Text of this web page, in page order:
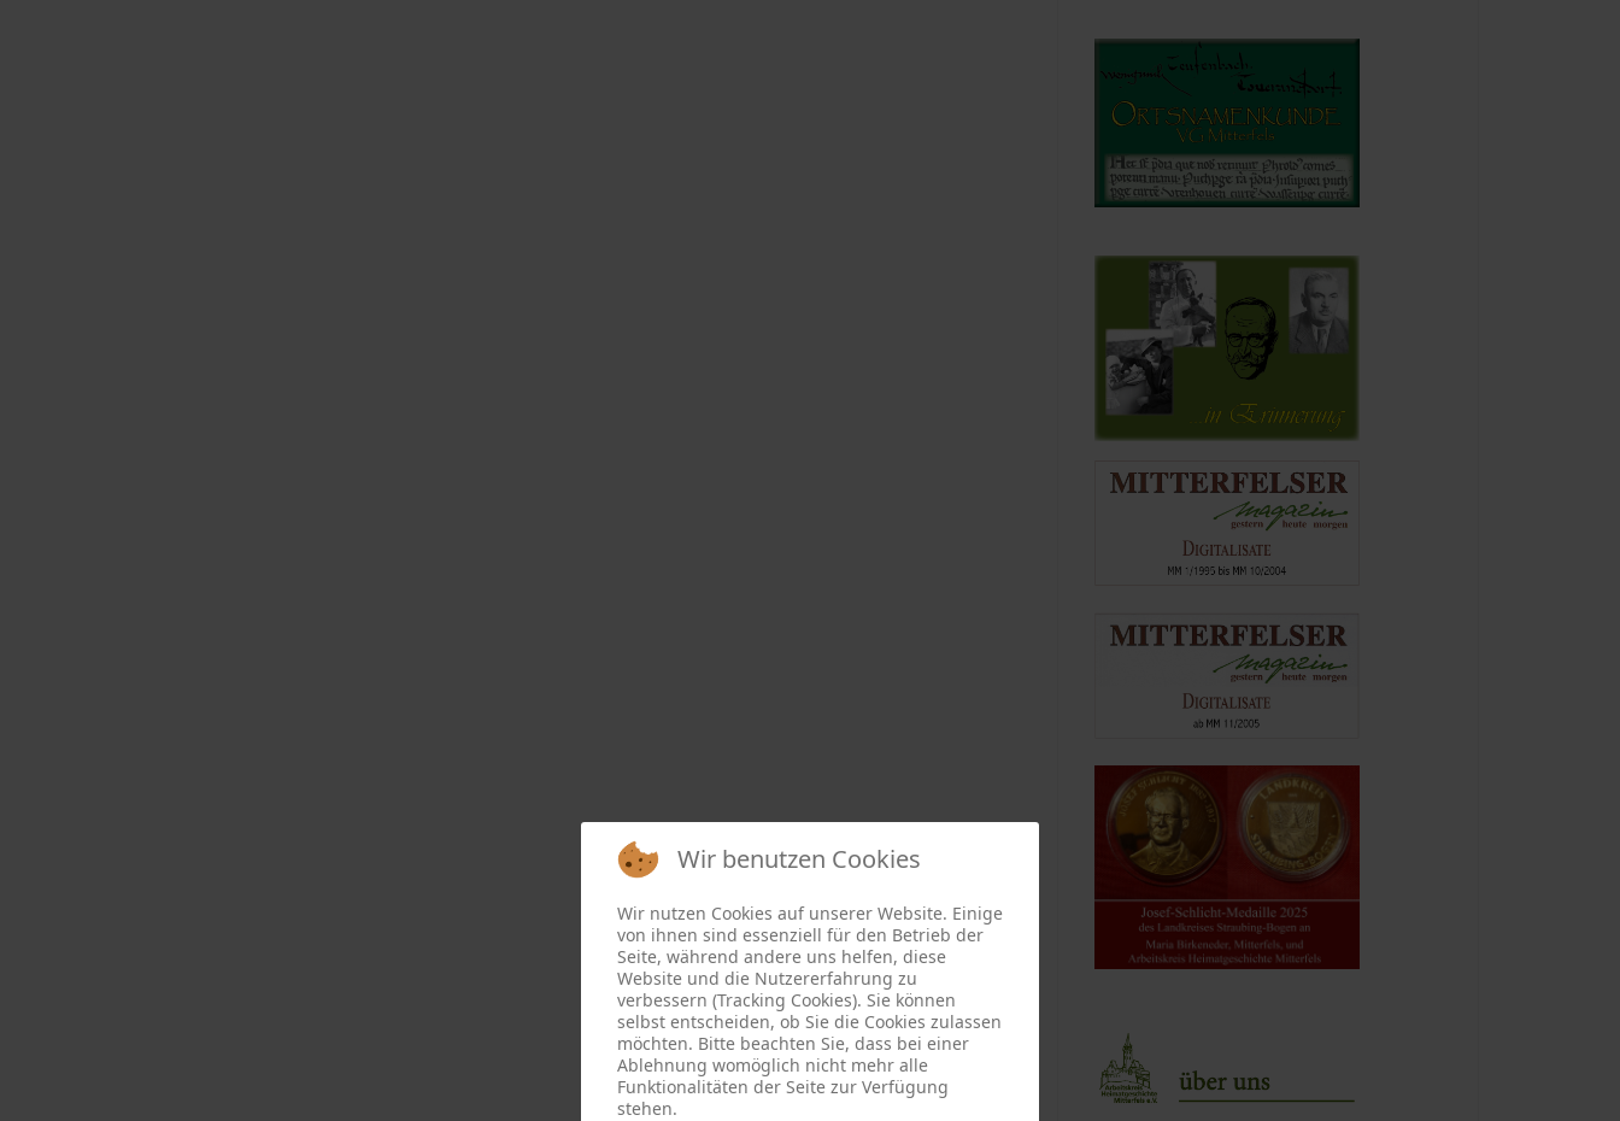
Wir benutzen Cookies
Wir nutzen Cookies auf unserer Website. Einige
von ihnen sind essenziell für den Betrieb der
Seite, während andere uns helfen, diese
Website und die Nutzererfahrung zu
verbessern (Tracking Cookies). Sie können
selbst entscheiden, ob Sie die Cookies zulassen
möchten. Bitte beachten Sie, dass bei einer
Ablehnung womöglich nicht mehr alle
Funktionalitäten der Seite zur Verfügung
stehen.